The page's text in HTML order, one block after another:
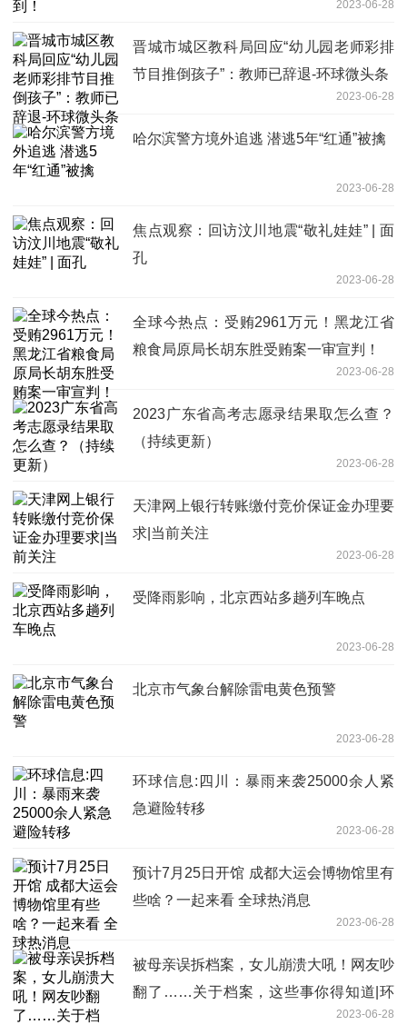
2023-06-28
晋城市城区教科局回应“幼儿园老师彩排
节目推倒孩子”：教师已辞退-环球微头条
2023-06-28
哈尔滨警方境外追逃 潜逃5年“红通”被擒
2023-06-28
焦点观察：回访汶川地震“敬礼娃娃” | 面
孔
2023-06-28
全球今热点：受贿2961万元！黑龙江省
粮食局原局长胡东胜受贿案一审宣判！
2023-06-28
2023广东省高考志愿录结果取怎么查？
（持续更新）
2023-06-28
天津网上银行转账缴付竞价保证金办理要
求|当前关注
2023-06-28
受降雨影响，北京西站多趟列车晚点
2023-06-28
北京市气象台解除雷电黄色预警
2023-06-28
环球信息:四川：暴雨来袭25000余人紧
急避险转移
2023-06-28
预计7月25日开馆 成都大运会博物馆里有
些啥？一起来看 全球热消息
2023-06-28
被母亲误拆档案，女儿崩溃大吼！网友吵
翻了……关于档案，这些事你得知道|环
2023-06-28